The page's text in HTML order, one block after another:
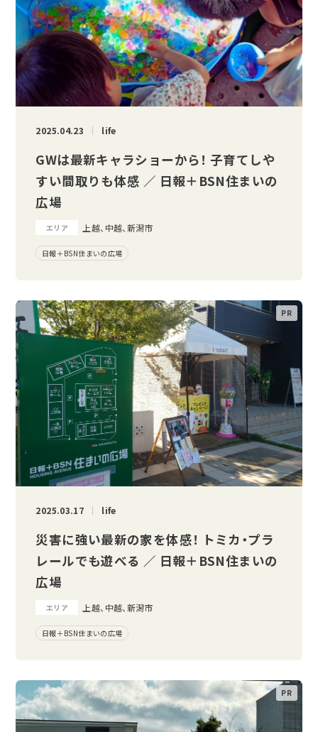
2025.04.23 life
GWは最新キャラショーから！ 子育てしや
すい間取りも体感 ／ 日報＋BSN住まいの
広場
エリア 上越、中越、新潟市
日報＋BSN住まいの広場
2025.03.17 life
災害に強い最新の家を体感！ トミカ・プラ
レールでも遊べる ／ 日報＋BSN住まいの
広場
エリア 上越、中越、新潟市
日報＋BSN住まいの広場